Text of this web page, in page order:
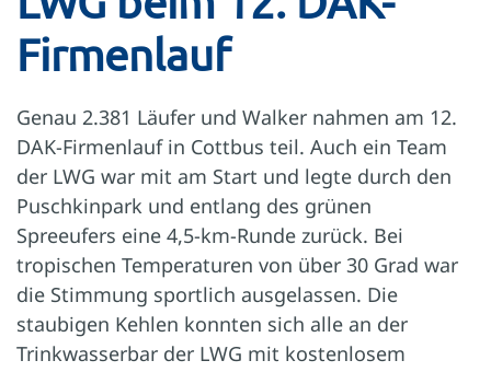
Firmenlauf
Genau 2.381 Läufer und Walker nahmen am 12.
DAK-Firmenlauf in Cottbus teil. Auch ein Team
der LWG war mit am Start und legte durch den
Puschkinpark und entlang des grünen
Spreeufers eine 4,5-km-Runde zurück. Bei
tropischen Temperaturen von über 30 Grad war
die Stimmung sportlich ausgelassen. Die
staubigen Kehlen konnten sich alle an der
Trinkwasserbar der LWG mit kostenlosem